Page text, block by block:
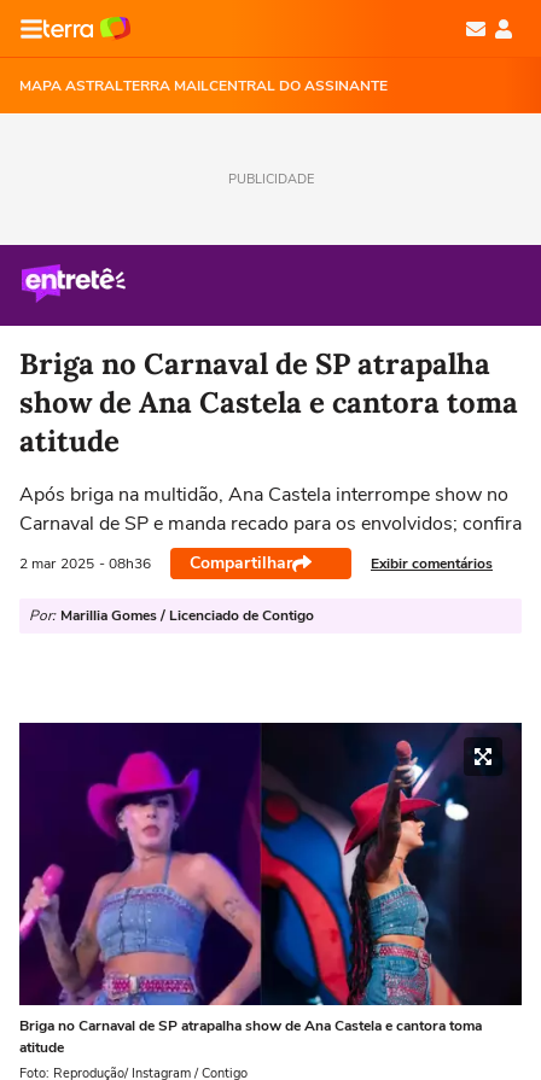
MAPA ASTRALTERRA MAILCENTRAL DO ASSINANTE
PUBLICIDADE
Briga no Carnaval de SP atrapalha
show de Ana Castela e cantora toma
atitude
Após briga na multidão, Ana Castela interrompe show no
Carnaval de SP e manda recado para os envolvidos; confira
2 mar 2025 - 08h36 Compartilhar Exibir comentários
Por: Marillia Gomes / Licenciado de Contigo
Briga no Carnaval de SP atrapalha show de Ana Castela e cantora toma
atitude
Foto: Reprodução/ Instagram / Contigo